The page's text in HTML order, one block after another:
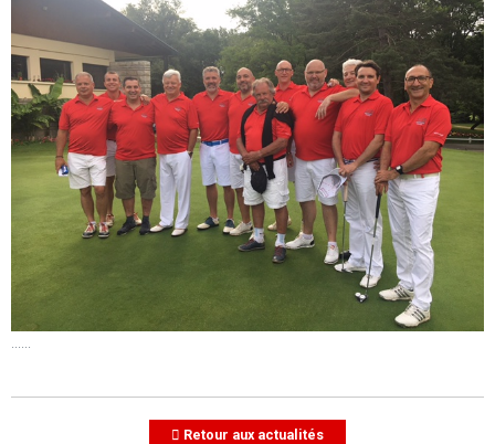
Retour aux actualités